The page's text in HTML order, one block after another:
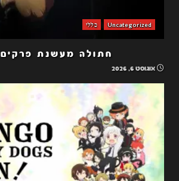
Uncategorized כללי
חתולה מעשנת פרקים 5-4
אוגוסט 6, 2026